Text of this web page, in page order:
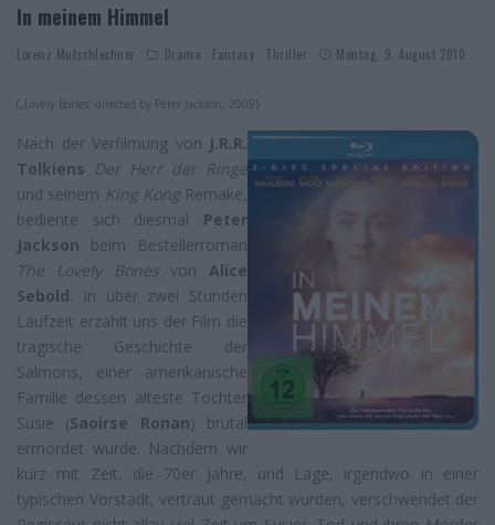
In meinem Himmel
Lorenz Mutschlechner Drama Fantasy Thriller Montag, 9. August 2010
(„Lovely Bones“ directed by Peter Jackson, 2009)
Nach der Verfilmung von J.R.R.
Tolkiens Der Herr der Ringe
und seinem King Kong Remake,
bediente sich diesmal Peter
Jackson beim Bestellerroman
The Lovely Bones von Alice
Sebold . In über zwei Stunden
Laufzeit erzählt uns der Film die
tragische Geschichte der
Salmons, einer amerikanische
Familie dessen älteste Tochter
Susie (Saoirse Ronan) brutal
ermordet wurde. Nachdem wir
kurz mit Zeit, die 70er Jahre, und Lage, irgendwo in einer
typischen Vorstadt, vertraut gemacht wurden, verschwendet der